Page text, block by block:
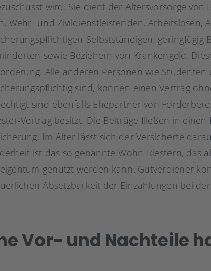
wird. Sie dient der Altersvorsorge von
Wehr- und Zivildienstleistenden, Arbeitslosen,
Selbstständigen, geringfügig
sowie Beziehern von Krankengeld.
Alle anderen Personen wie
sind, können einen Vertrag
sind ebenfalls Ehepartner von
Vertrag besitzt. Die Beiträge fließen in einen
Im Alter lässt sich der Versicherte
ist das so genannte Wohn-Riestern, das
genutzt werden kann. Gutverdiener
Absetzbarkeit der Einzahlungen bei
Vor- und Nachteile